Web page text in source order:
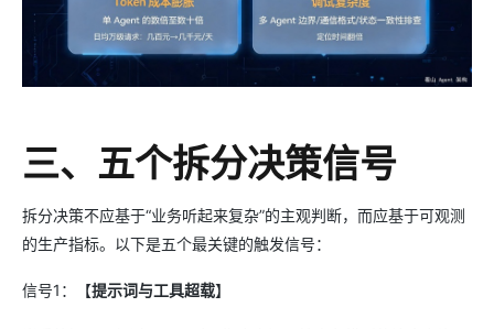
三、五个拆分决策信号
拆分决策不应基于“业务听起来复杂”的主观判断，而应基于可观测
的生产指标。以下是五个最关键的触发信号：
信号1：【提示词与工具超载】